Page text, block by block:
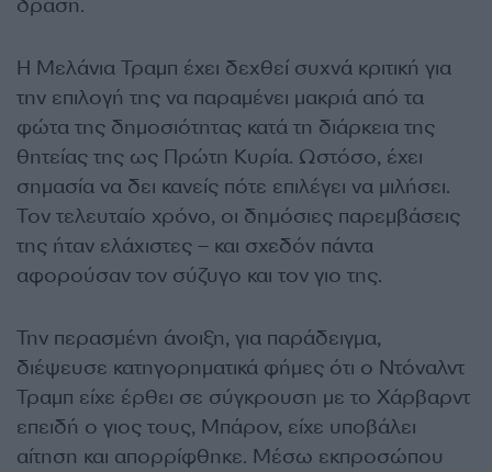
δράση.
Η Μελάνια Τραμπ έχει δεχθεί συχνά κριτική για
την επιλογή της να παραμένει μακριά από τα
φώτα της δημοσιότητας κατά τη διάρκεια της
θητείας της ως Πρώτη Κυρία. Ωστόσο, έχει
σημασία να δει κανείς πότε επιλέγει να μιλήσει.
Τον τελευταίο χρόνο, οι δημόσιες παρεμβάσεις
της ήταν ελάχιστες – και σχεδόν πάντα
αφορούσαν τον σύζυγο και τον γιο της.
Την περασμένη άνοιξη, για παράδειγμα,
διέψευσε κατηγορηματικά φήμες ότι ο Ντόναλντ
Τραμπ είχε έρθει σε σύγκρουση με το Χάρβαρντ
επειδή ο γιος τους, Μπάρον, είχε υποβάλει
αίτηση και απορρίφθηκε. Μέσω εκπροσώπου